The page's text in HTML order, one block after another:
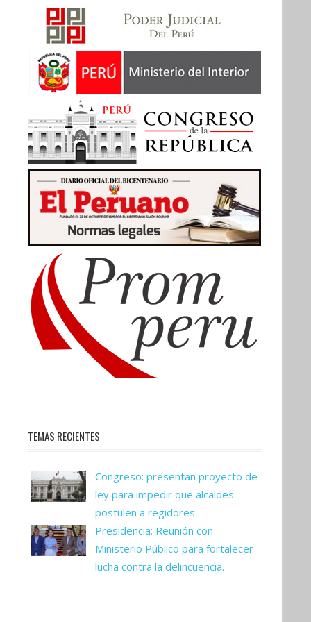
TEMAS RECIENTES
Congreso: presentan proyecto de
ley para impedir que alcaldes
postulen a regidores.
Presidencia: Reunión con
Ministerio Público para fortalecer
lucha contra la delincuencia.